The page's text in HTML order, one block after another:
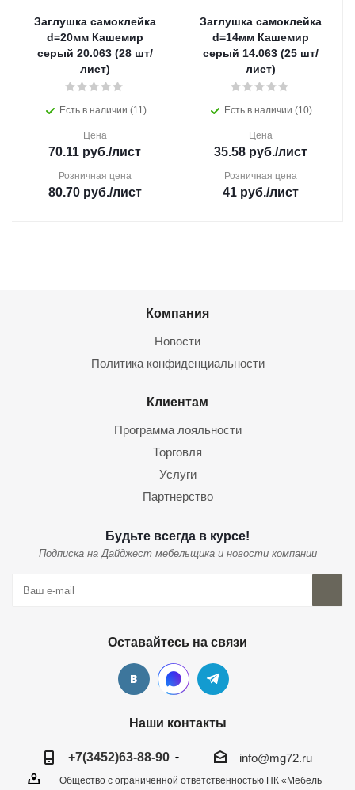
Заглушка самоклейка
d=20мм Кашемир
серый 20.063 (28 шт/
лист)
Есть в наличии (11)
Цена
70.11 руб./лист
Розничная цена
80.70руб./лист
Заглушка самоклейка
d=14мм Кашемир
серый 14.063 (25 шт/
лист)
Есть в наличии (10)
Цена
35.58руб./лист
Розничная цена
41руб./лист
Компания
Новости
Политика конфиденциальности
Клиентам
Программа лояльности
Торговля
Услуги
Партнерство
Будьте всегда в курсе!
Подписка на Дайджест мебельщика и новости компании
Оставайтесь на связи
Наши контакты
+7(3452)63-88-90 info@mg72.ru
Общество с ограниченной ответственностью ПК «Мебель